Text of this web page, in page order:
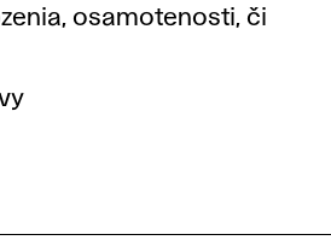
osamotenosti, či